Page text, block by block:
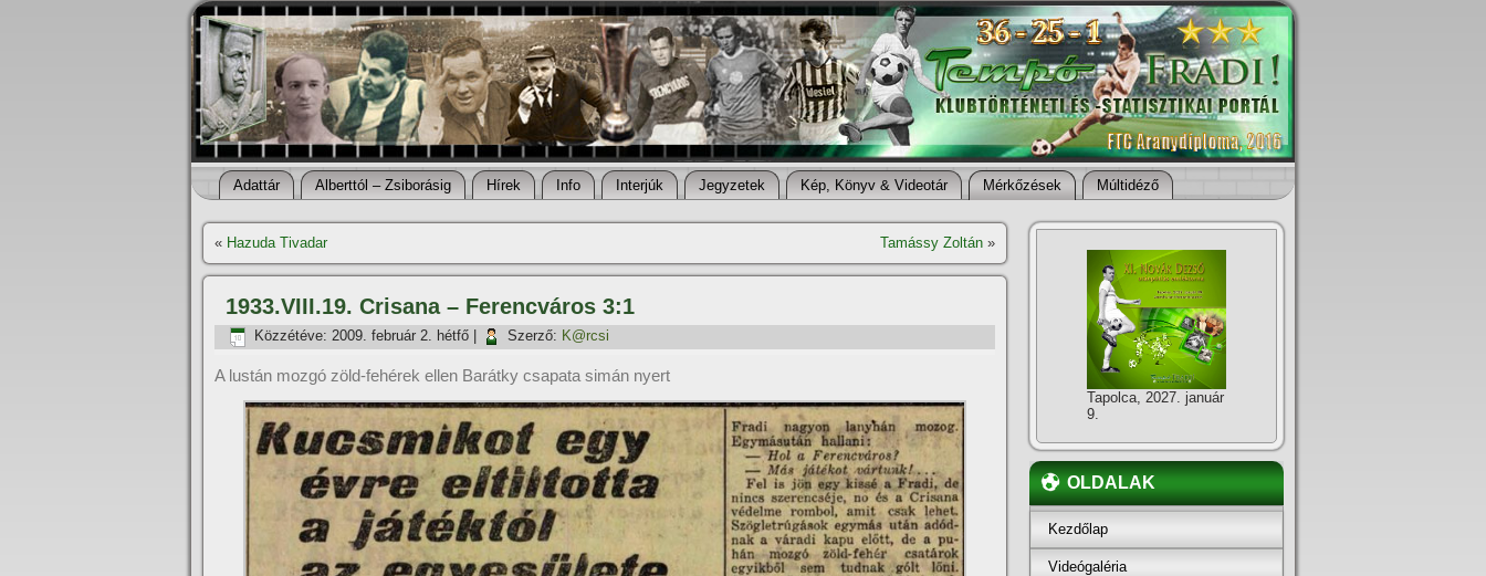
Adattár Alberttól – Zsiborásig Hí­rek Info Interjúk Jegyzetek Kép, Könyv & Videotár Mérkőzések Múltidéző
« Hazuda Tivadar Tamássy Zoltán »
1933.VIII.19. Crisana – Ferencváros 3:1
Közzétéve: 2009. február 2. hétfő Szerző: K@rcsi
A lustán mozgó zöld-fehérek ellen Barátky csapata simán nyert
Tapolca, 2027. január
9.
OLDALAK
Kezdőlap
Videógaléria